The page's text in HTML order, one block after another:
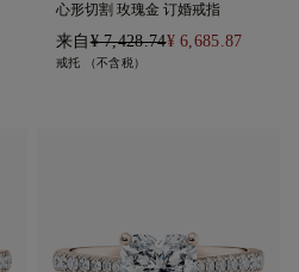
心形切割 玫瑰金 订婚戒指
来自¥ 7,428.74¥ 6,685.87
戒托 （不含税）